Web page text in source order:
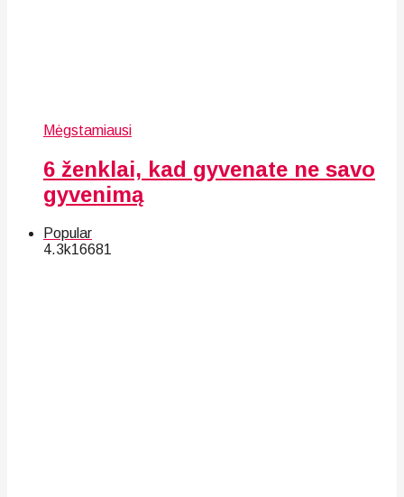
Mėgstamiausi
6 ženklai, kad gyvenate ne savo
gyvenimą
Popular
4.3k16681